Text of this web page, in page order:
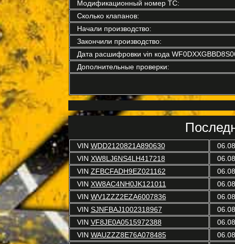
Модификационный номер ТС:
Сколько клапанов:
Начали производство:
Закончили производство:
Дата расшифровки vin кода
Дополнительные проверки:
VIN WDD2120821A890630
VIN XW8LJ6NS4LH417218
VIN ZFBCFADH9EZ021162
VIN XW8AC4NH0JK121011
VIN WV1ZZZ2EZA6007836
VIN SJNFBAJ1002318967
VIN VF8JE0A0515972388
VIN WAUZZZ8E76A078485